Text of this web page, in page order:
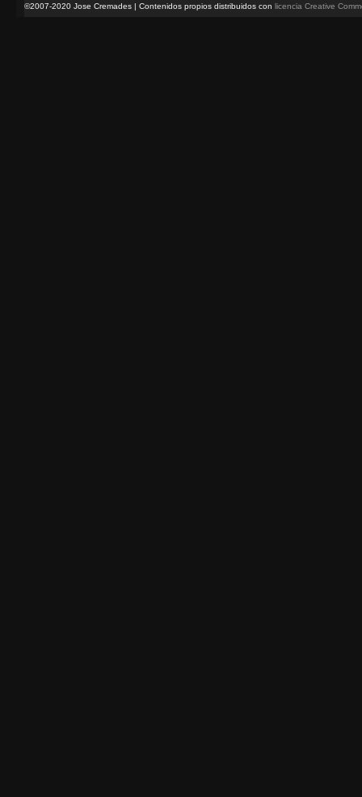
©2007-2020 Jose Cremades | Contenidos propios distribuidos con licencia Creative